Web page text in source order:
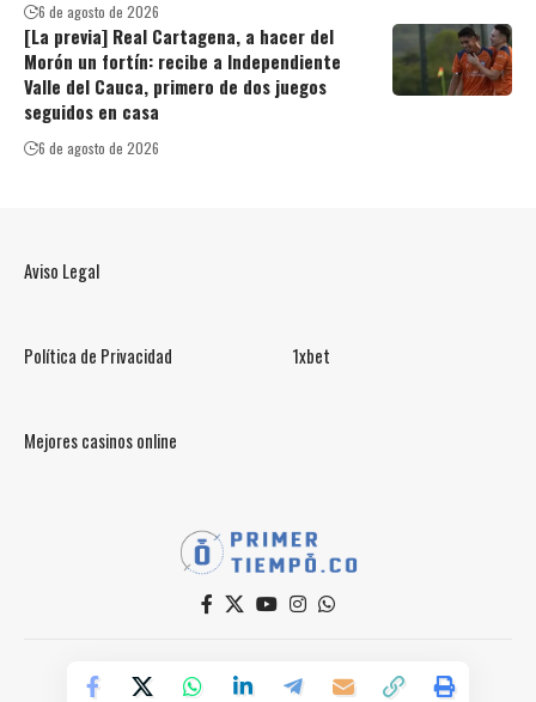
6 de agosto de 2026
[La previa] Real Cartagena, a hacer del
Morón un fortín: recibe a Independiente
Valle del Cauca, primero de dos juegos
seguidos en casa
6 de agosto de 2026
Aviso Legal
Política de Privacidad 1xbet
Mejores casinos online
Powered by Primer Tiempo Deportes SAS